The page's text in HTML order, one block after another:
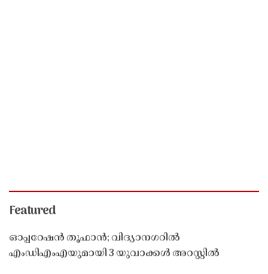
Featured
ഓപ്പറേഷൻ തൂഫാൻ; വിദ്യാനഗറിൽ
എംഡിഎംഎയുമായി 3 യുവാക്കൾ അറസ്റ്റിൽ